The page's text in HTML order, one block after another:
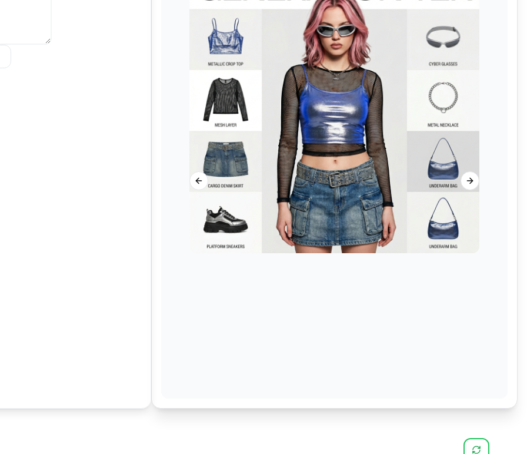
Previous slide Next slide